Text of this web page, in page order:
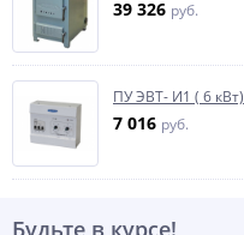
39 326 руб.
ПУ ЭВТ- И1 ( 6 кВт)
7 016 руб.
Будьте в курсе!